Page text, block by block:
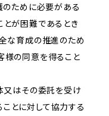
のために必要がある
とが困難であるとき
な育成の推進のため
様の同意を得ること
又はその委託を受け
とに対して協力する